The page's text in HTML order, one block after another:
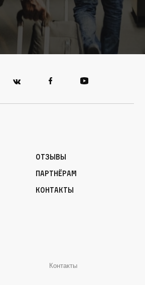
Отзывы
Партнёрам
Контакты
Контакты